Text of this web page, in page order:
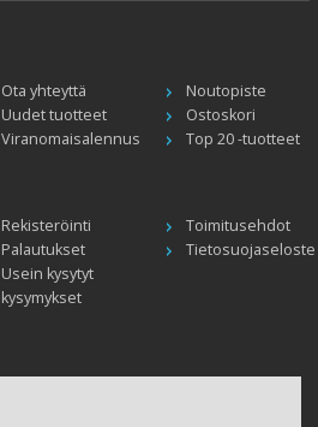
Ota yhteyttä
Noutopiste
Uudet tuotteet
Ostoskori
Viranomaisalennus Top 20 -tuotteet
Rekisteröinti
Toimitusehdot
Palautukset
Tietosuojaseloste
Usein kysytyt
kysymykset